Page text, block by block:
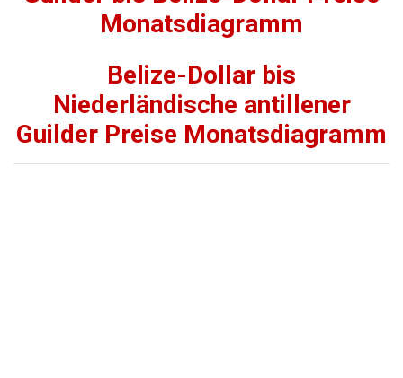
Monatsdiagramm
Belize-Dollar bis
Niederländische antillener
Guilder Preise Monatsdiagramm